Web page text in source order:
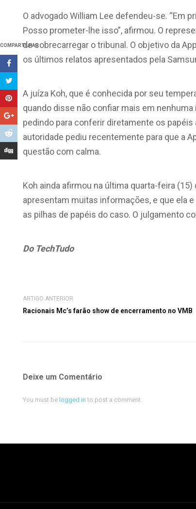
COMPARTILHAR
O advogado William Lee defendeu-se. “Em
Posso prometer-lhe isso”, afirmou. O
de sobrecarregar o tribunal. O objetivo da
os últimos relatos apresentados pela
A juíza Koh, que é conhecida por seu
quando disse não confiar mais em
pedindo para conferir diretamente os
autoridade pediu recentemente para que a
questão com calma.
Koh ainda afirmou na última quarta-feira
apresentam muitas informações, e que ela
as pilhas de papéis do caso. O julgamento
Do TechTudo
ARTIGO ANTERIOR
Racionais Mc’s farão show de encerramento no VMB
Deixe um Comentário
You must be logged in to post a comment.